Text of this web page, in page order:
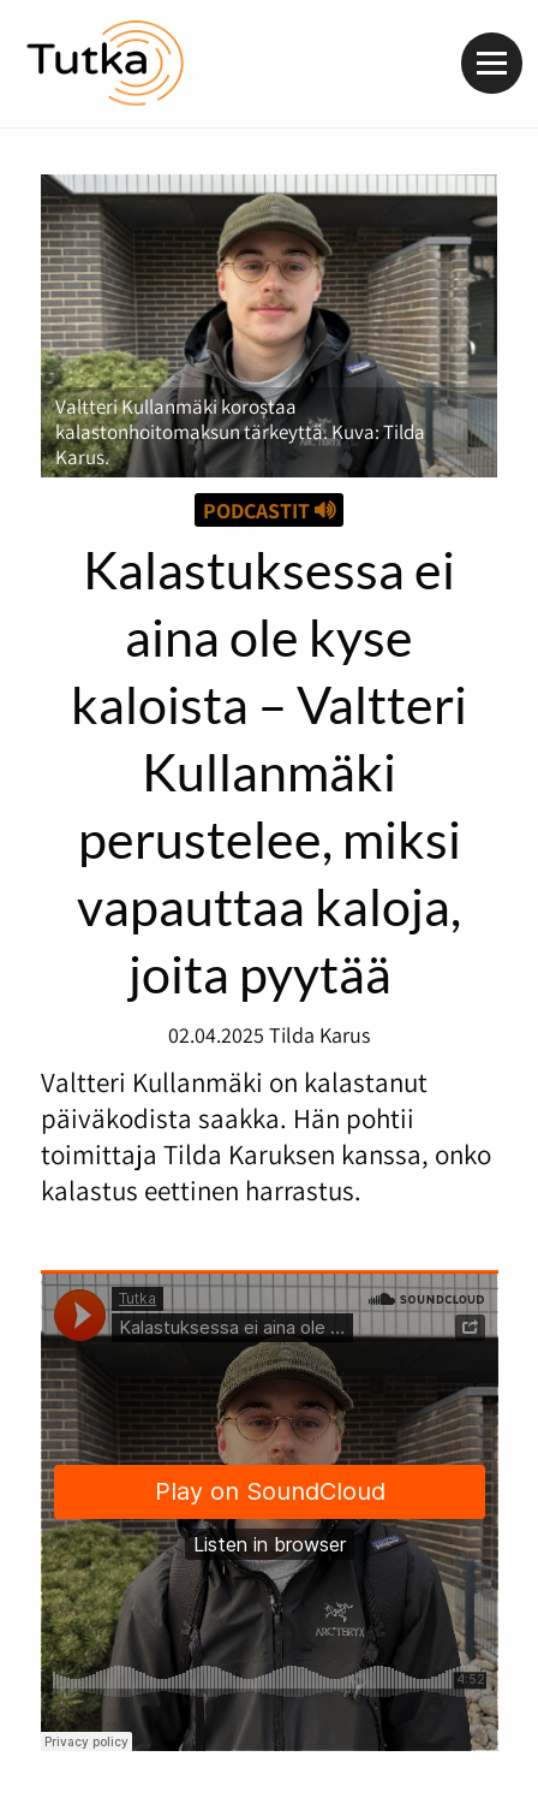
Valtteri Kullanmäki korostaa
kalastonhoitomaksun tärkeyttä. Kuva: Tilda
Karus.
PODCASTIT
Kalastuksessa ei
aina ole kyse
kaloista – Valtteri
Kullanmäki
perustelee, miksi
vapauttaa kaloja,
joita pyytää
02.04.2025 Tilda Karus
Valtteri Kullanmäki on kalastanut
päiväkodista saakka. Hän pohtii
toimittaja Tilda Karuksen kanssa, onko
kalastus eettinen harrastus.